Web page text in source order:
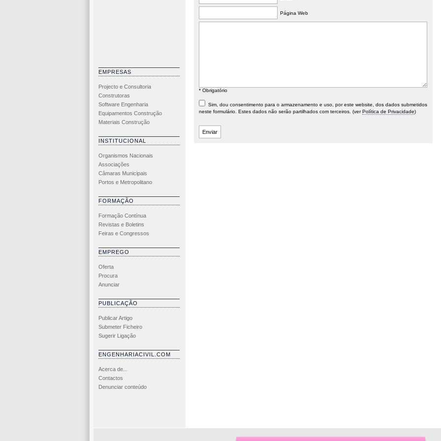
EMPRESAS
Projecto e Consultoria
Construtoras
Software Engenharia
Equipamentos Construção
Materiais Construção
INSTITUCIONAL
Organismos Nacionais
Associações
Câmaras Municipais
Portos e Metropolitano
FORMAÇÃO
Formação Contínua
Revistas e Boletins
Feiras e Congressos
EMPREGO
Oferta
Procura
Anunciar
PUBLICAÇÃO
Publicar Artigo
Submeter Ficheiro
Sugerir Ligação
ENGENHARIACIVIL.COM
Acerca de...
Contactos
Denunciar conteúdo
Página Web
* Obrigatório
Sim, dou consentimento para o armazenamento e uso, por este website, dos dados submetidos
neste formulário. Estes dados não serão partilhados com terceiros. (verPolítica de Privacidade)